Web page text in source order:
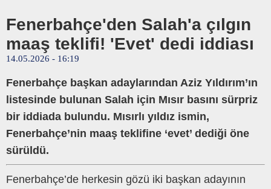
Fenerbahçe'den Salah'a çılgın
maaş teklifi! 'Evet' dedi iddiası
14.05.2026 - 16:19
Fenerbahçe başkan adaylarından Aziz Yıldırım’ın
listesinde bulunan Salah için Mısır basını sürpriz
bir iddiada bulundu. Mısırlı yıldız ismin,
Fenerbahçe’nin maaş teklifine ‘evet’ dediği öne
sürüldü.
Fenerbahçe’de herkesin gözü iki başkan adayının